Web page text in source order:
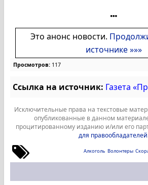
Это анонс новости.
источнике »»»
Просмотров: 117
Ссылка на источник: Газета
Исключительные права на текстовые
опубликованные в данном
процитированному изданию и/или его
для правообладателей
Алкоголь Волонтеры